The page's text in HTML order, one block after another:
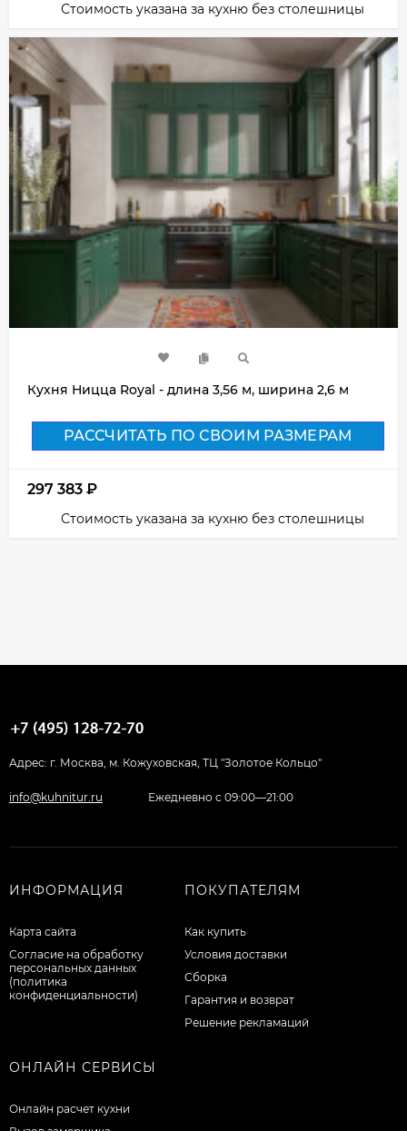
Стоимость указана за кухню без столешницы
Кухня Ницца Royal - длина 3,56 м, ширина 2,6 м
РАССЧИТАТЬ ПО СВОИМ РАЗМЕРАМ
297 383 ₽
Стоимость указана за кухню без столешницы
Адрес: г. Москва, м. Кожуховская, ТЦ "Золотое Кольцо"
info@kuhnitur.ru Ежедневно с 09:00—21:00
ИНФОРМАЦИЯ
Карта сайта
Согласие на обработку
персональных данных
(политика
конфиденциальности)
ПОКУПАТЕЛЯМ
Как купить
Условия доставки
Сборка
Гарантия и возврат
Решение рекламаций
ОНЛАЙН СЕРВИСЫ
Онлайн расчет кухни